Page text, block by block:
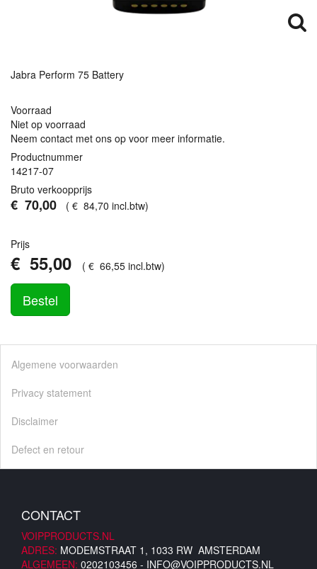
Jabra Perform 75 Battery
Voorraad
Niet op voorraad
Neem contact met ons op voor meer informatie.
Productnummer
14217-07
Bruto verkoopprijs
€ 70,00 ( € 84,70 incl.btw)
Prijs
€ 55,00 ( € 66,55 incl.btw)
Bestel
Algemene voorwaarden
Privacy statement
Disclaimer
Defect en retour
CONTACT
VOIPPRODUCTS.NL
ADRES: MODEMSTRAAT 1, 1033 RW AMSTERDAM
ALGEMEEN: 0202103456 - INFO@VOIPPRODUCTS.NL